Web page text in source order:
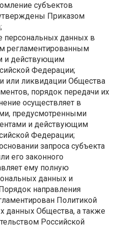
субъектов
Приказом
персональных данных в
регламентированным
и действующим
Федерации;
или ликвидации Общества
порядок передачи их
осуществляет в
предусмотренными
и действующим
Федерации;
запроса субъекта
его законного
ему полную
данных и
направления
Политикой
данных Общества, а также
Российской